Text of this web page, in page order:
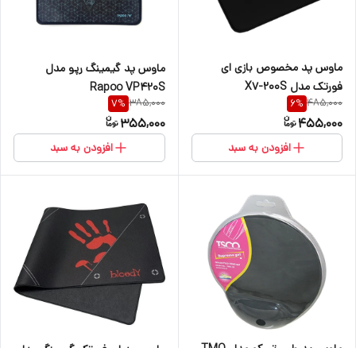
ماوس پد مخصوص بازی ای
فورتک مدل X7-200S
485,000
6%
455,000
افزودن به سبد
ماوس‌ پد گیمینگ رپو مدل
Rapoo VP420S
385,000
7%
355,000
افزودن به سبد